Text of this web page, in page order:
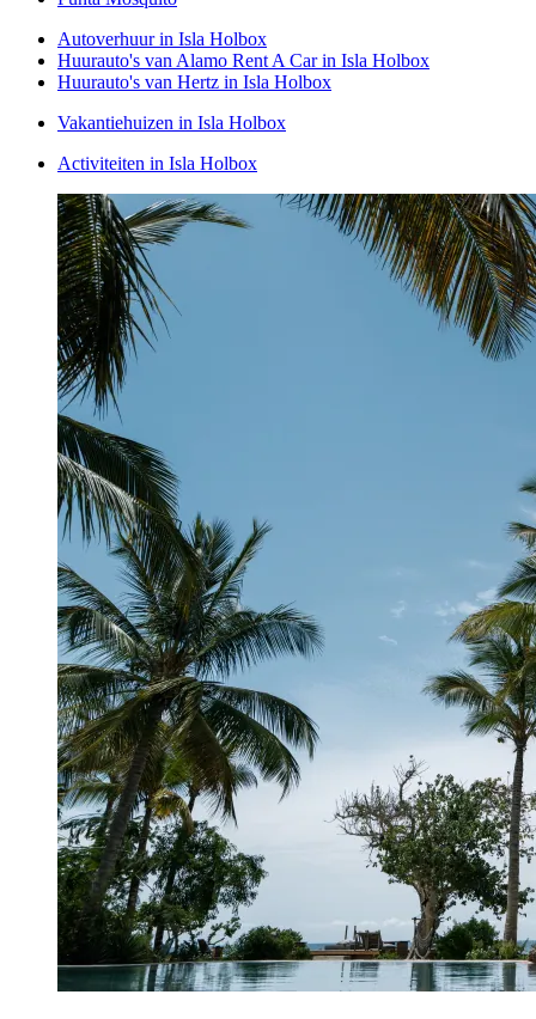
Autoverhuur in Isla Holbox
Huurauto's van Alamo Rent A Car in Isla Holbox
Huurauto's van Hertz in Isla Holbox
Vakantiehuizen in Isla Holbox
Activiteiten in Isla Holbox